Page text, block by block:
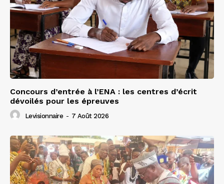
Concours d’entrée à l’ENA : les centres d’écrit
dévoilés pour les épreuves
Levisionnaire - 7 Août 2026